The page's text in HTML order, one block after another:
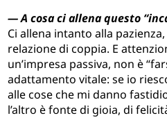
— A cosa ci allena questo
Ci allena intanto alla
relazione di coppia. E
un’impresa passiva, non è
adattamento vitale: se io
alle cose che mi danno
l’altro è fonte di gioia, di